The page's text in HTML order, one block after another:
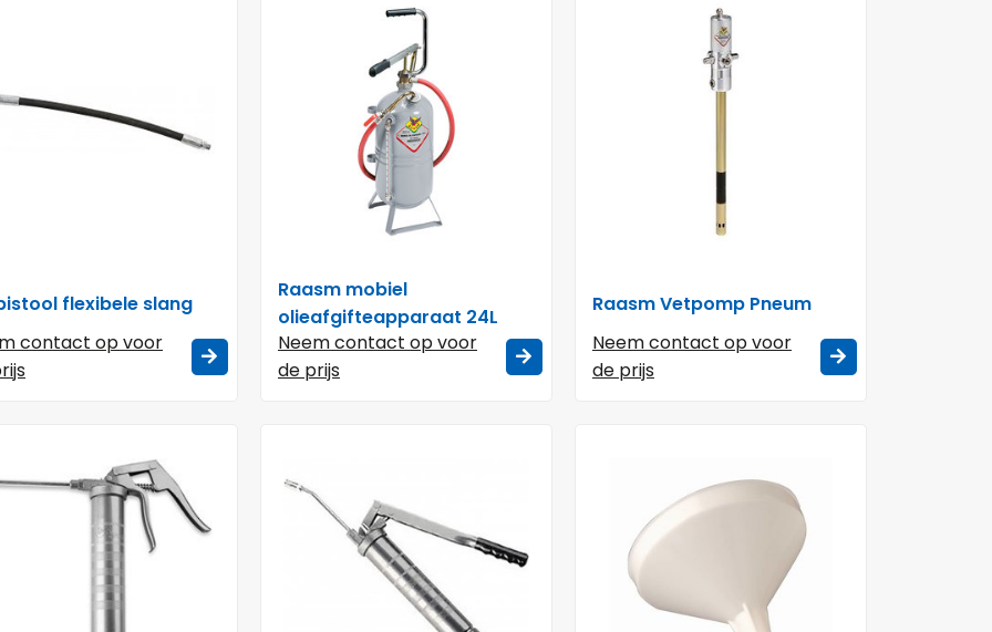
flexibele slang
contact op voor
Raasm mobiel
olieafgifteapparaat 24L
Neem contact op voor
de prijs
Raasm Vetpomp Pneum
Neem contact op voor
de prijs